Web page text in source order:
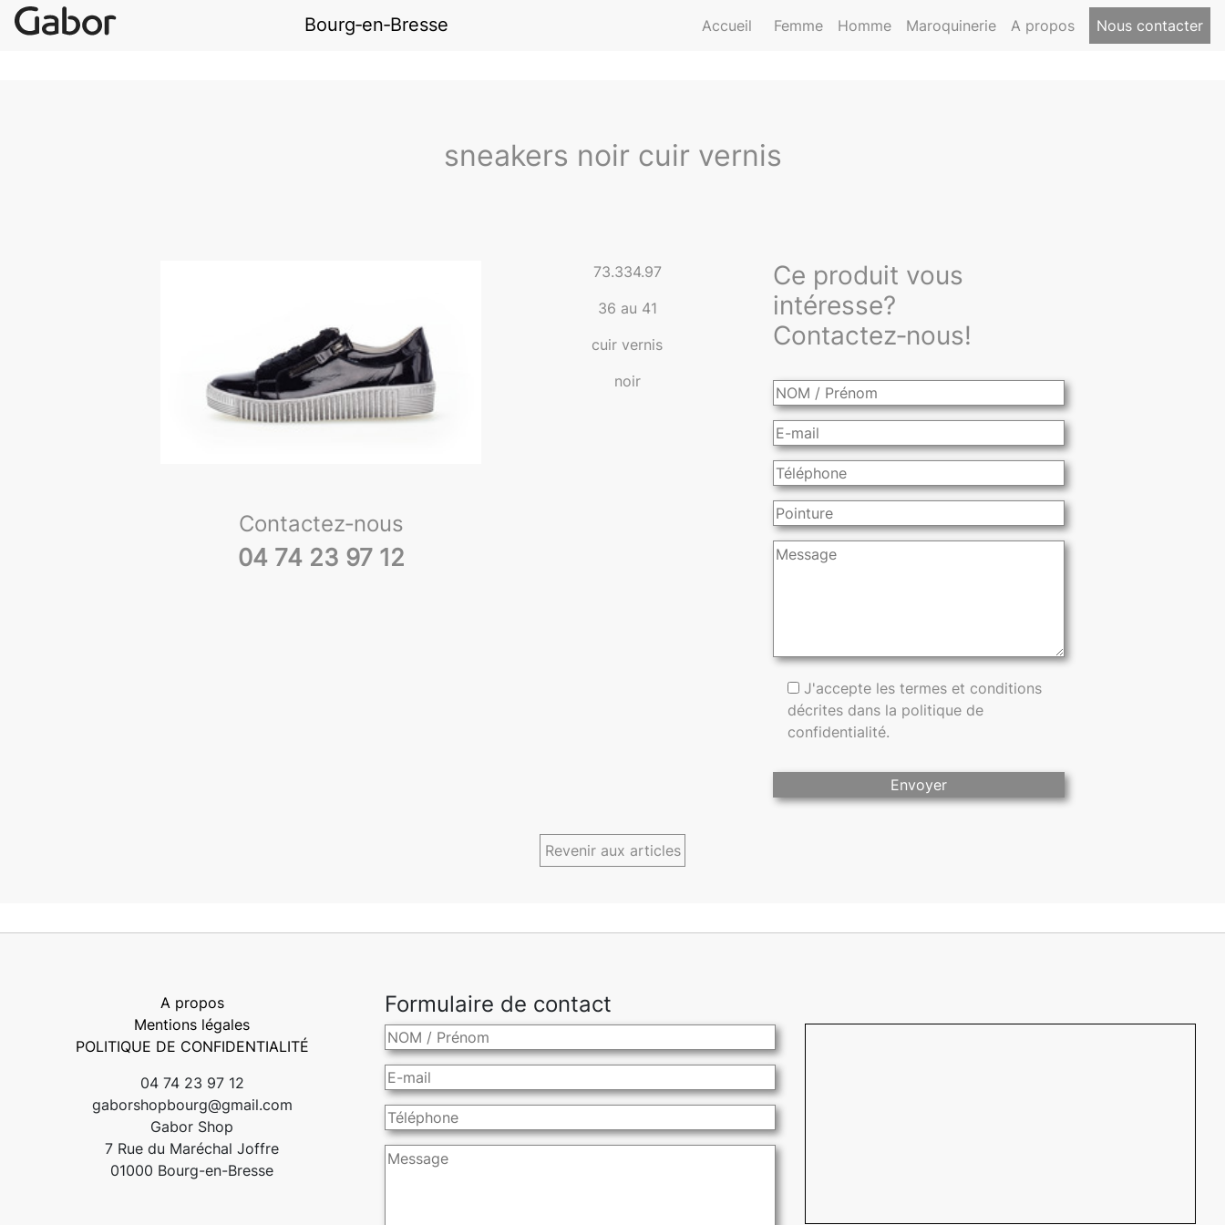
Bourg‑en‑Bresse Accueil Femme Homme Maroquinerie A propos Nous contacter
sneakers noir cuir vernis
Contactez‑nous
04 74 23 97 12
73.334.97
36 au 41
cuir vernis
noir
Ce produit vous
intéresse?
Contactez‑nous!
J'accepte les termes et conditions
décrites dans la politique de
confidentialité.
Revenir aux articles
A propos
Mentions légales
POLITIQUE DE CONFIDENTIALITÉ
04 74 23 97 12
gaborshopbourg@gmail.com
Gabor Shop
7 Rue du Maréchal Joffre
01000 Bourg-en-Bresse
Formulaire de contact